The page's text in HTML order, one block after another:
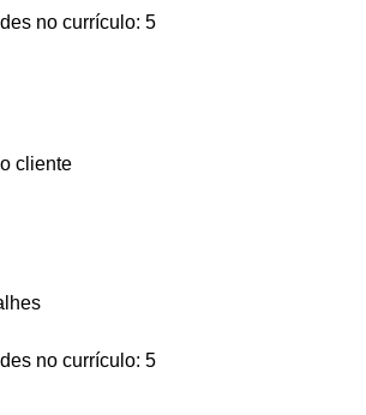
no currículo: 5
cliente
no currículo: 5